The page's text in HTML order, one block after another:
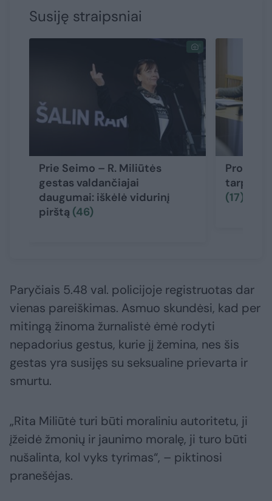
Susiję straipsniai
Prie Seimo – R. Miliūtės
gestas valdančiajai
daugumai: iškėlė vidurinį
pirštą (46)
(17)
Paryčiais 5.48 val. policijoje registruotas dar
vienas pareiškimas. Asmuo skundėsi, kad per
mitingą žinoma žurnalistė ėmė rodyti
nepadorius gestus, kurie jį žemina, nes šis
gestas yra susijęs su seksualine prievarta ir
smurtu.
„Rita Miliūtė turi būti moraliniu autoritetu, ji
įžeidė žmonių ir jaunimo moralę, ji turo būti
nušalinta, kol vyks tyrimas“, – piktinosi
pranešėjas.